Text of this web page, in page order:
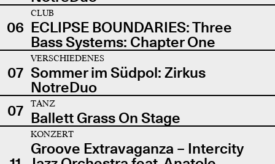
06
CLUB
ECLIPSE BOUNDARIES: Three
Bass Systems: Chapter One
07
VERSCHIEDENES
Sommer im Südpol: Zirkus
NotreDuo
07
TANZ
Ballett Grass On Stage
KONZERT
Groove Extravaganza – Intercity